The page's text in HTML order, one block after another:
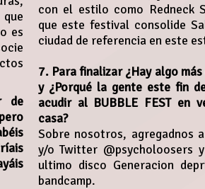
es
de
con el estilo como Redneck
que este festival consolide
ciudad de referencia en este
7. Para finalizar ¿Hay algo
y ¿Porqué la gente este fin
acudir al BUBBLE FEST en
casa?
Sobre nosotros, agregadnos
y/o Twitter @psycholoosers
ultimo disco Generacion
bandcamp.